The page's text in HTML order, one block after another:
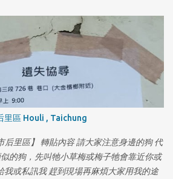
里區 Houli , Taichung
后里區】 轉貼內容 請大家注意身邊的狗 代
的狗，先叫牠小草梅或梅子牠會靠近你或
我或私訊我 趕到現場再麻煩大家用我的途